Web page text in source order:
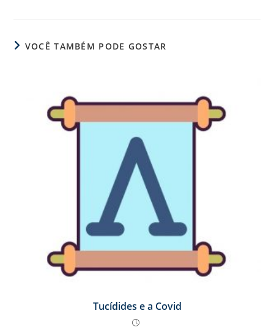
VOCÊ TAMBÉM PODE GOSTAR
Tucídides e a Covid